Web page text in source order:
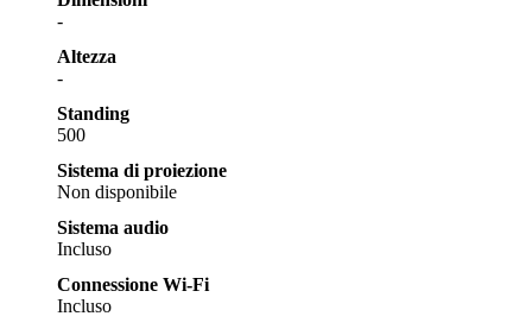
-
Altezza
-
Standing
500
Sistema di proiezione
Non disponibile
Sistema audio
Incluso
Connessione Wi-Fi
Incluso